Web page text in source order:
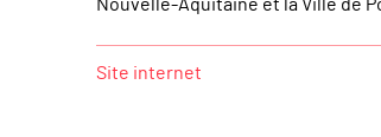
Nouvelle-Aquitaine et la Ville de
Site internet